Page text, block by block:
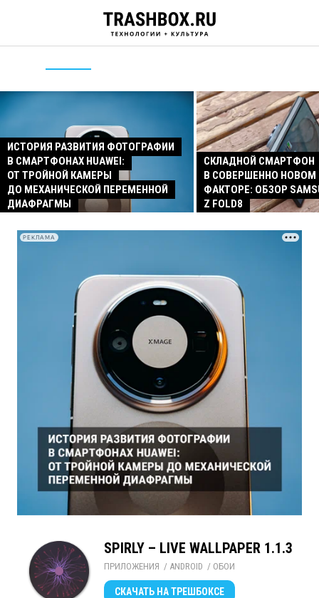
ИСТОРИЯ РАЗВИТИЯ ФОТОГРАФИИ
В СМАРТФОНАХ HUAWEI:
ОТ ТРОЙНОЙ КАМЕРЫ
ДО МЕХАНИЧЕСКОЙ ПЕРЕМЕННОЙ
ДИАФРАГМЫ
СКЛАДНОЙ СМАРТФОН
В СОВЕРШЕННО
ФАКТОРЕ: ОБЗОР
Z FOLD8
РЕКЛАМА
SPIRLY – LIVE WALLPAPER 1.1.3
ПРИЛОЖЕНИЯ / ANDROID / ОБОИ
СКАЧАТЬ НА ТРЕШБОКСЕ